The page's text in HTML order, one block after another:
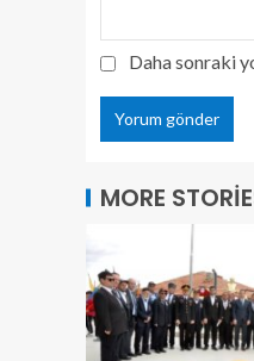
Daha sonraki
MORE